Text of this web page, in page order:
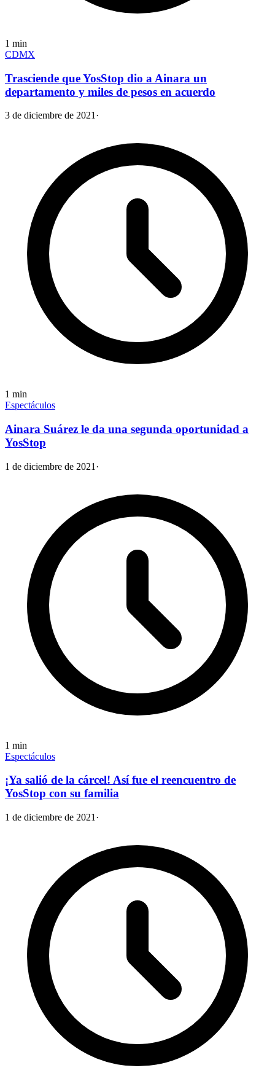
1 min
CDMX
Trasciende que YosStop dio a Ainara un
departamento y miles de pesos en acuerdo
3 de diciembre de 2021 ·
1 min
Espectáculos
Ainara Suárez le da una segunda oportunidad a
YosStop
1 de diciembre de 2021 ·
1 min
Espectáculos
¡Ya salió de la cárcel! Así fue el reencuentro de
YosStop con su familia
1 de diciembre de 2021 ·